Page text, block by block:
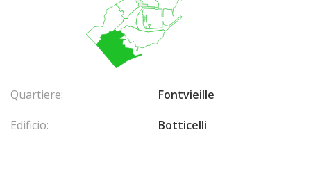
Quartiere:
Fontvieille
Edificio:
Botticelli